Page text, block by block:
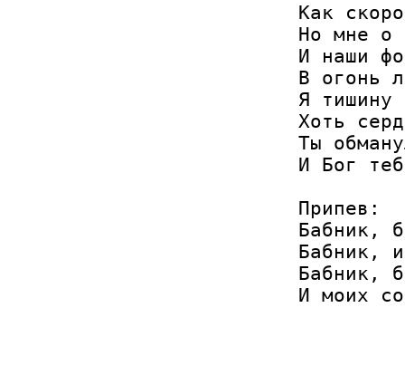
Как
Но мне о
И наши
В огонь
Я тишину
Хоть
Ты
И Бог
Припев:
Бабник,
Бабник,
Бабник,